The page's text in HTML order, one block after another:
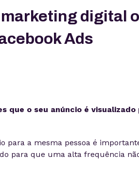
digital
Ads
que o seu anúncio é visualizado
para a mesma pessoa é
para que uma alta frequência